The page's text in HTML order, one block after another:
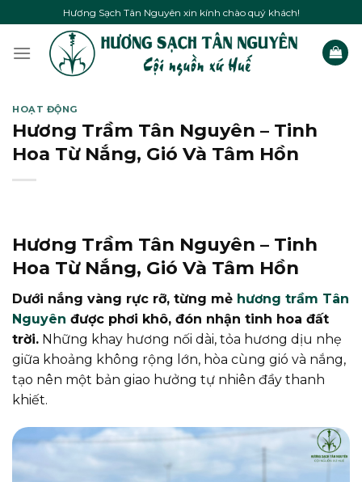
to
content
Hương Sạch Tân Nguyên xin kính chào quý khách!
HOẠT ĐỘNG
Hương Trầm Tân Nguyên – Tinh
Hoa Từ Nắng, Gió Và Tâm Hồn
Hương Trầm Tân Nguyên – Tinh
Hoa Từ Nắng, Gió Và Tâm Hồn
Dưới nắng vàng rực rỡ, từng mẻ hương trầm Tân
Nguyên được phơi khô, đón nhận tinh hoa đất
trời. Những khay hương nối dài, tỏa hương dịu nhẹ
giữa khoảng không rộng lớn, hòa cùng gió và nắng,
tạo nên một bản giao hưởng tự nhiên đầy thanh
khiết.